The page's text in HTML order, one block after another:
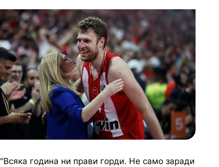
"Всяка година ни прави горди. Не само заради